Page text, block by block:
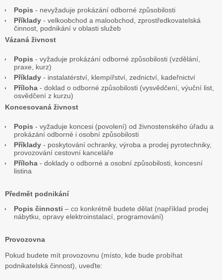
Popis - nevyžaduje prokázání odborné způsobilosti
Příklady - velkoobchod a maloobchod, zprostředkovatelská
činnost, podnikání v oblasti služeb
Vázaná živnost
Popis - vyžaduje prokázání odborné způsobilosti (vzdělání,
praxe, kurz)
Příklady - instalatérství, klempířství, zednictví, kadeřnictví
Příloha - doklad o odborné způsobilosti (vysvědčení, výuční list,
osvědčení z kurzu)
Koncesovaná živnost
Popis - vyžaduje koncesi (povolení) od živnostenského úřadu a
prokázání odborné i osobní způsobilosti
Příklady - poskytování ochranky, výroba a prodej pyrotechniky,
provozování cestovní kanceláře
Příloha - doklady o odborné a osobní způsobilosti, koncesní
listina
Předmět podnikání
Popis činnosti – co konkrétně budete dělat (například prodej
nábytku, opravy elektroinstalací, programování)
Provozovna
Pokud budete mít provozovnu (místo, kde bude probíhat
podnikatelská činnost), uveďte: